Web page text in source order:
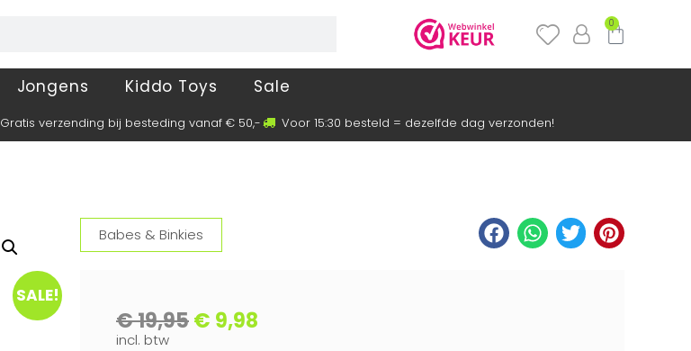
0
Jongens Kiddo Toys Sale
Gratis verzending bij besteding vanaf € 50,- Voor 15:30 besteld = dezelfde dag verzonden!
SALE!
Babes & Binkies
€19,95€ 9,98
incl. btw